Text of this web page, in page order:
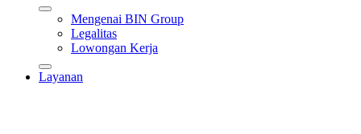
Mengenai BIN Group
Legalitas
Lowongan Kerja
Layanan